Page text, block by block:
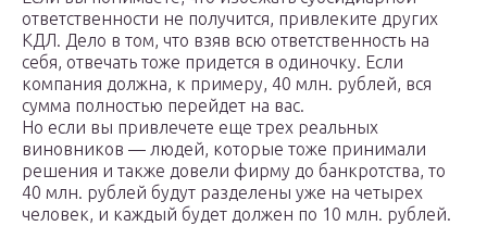
ответственности не получится, привлеките других
КДЛ. Дело в том, что взяв всю ответственность на
себя, отвечать тоже придется в одиночку. Если
компания должна, к примеру, 40 млн. рублей, вся
сумма полностью перейдет на вас.
Но если вы привлечете еще трех реальных
виновников — людей, которые тоже принимали
решения и также довели фирму до банкротства, то
40 млн. рублей будут разделены уже на четырех
человек, и каждый будет должен по 10 млн. рублей.